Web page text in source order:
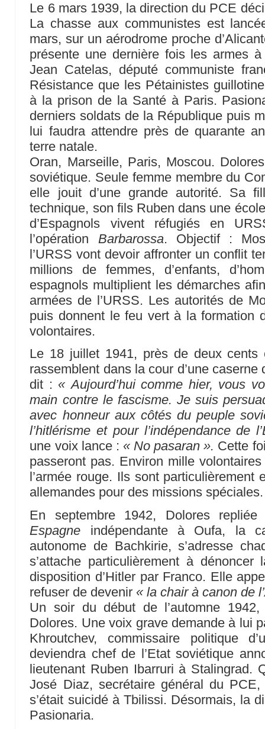
Le 6 mars 1939, la direction du PCE
La chasse aux communistes est
mars, sur un aérodrome proche
présente une dernière fois les armes
Jean Catelas, député communiste
Résistance que les Pétainistes
à la prison de la Santé à Paris.
derniers soldats de la République puis
lui faudra attendre près de quarante
terre natale.
Oran, Marseille, Paris, Moscou.
soviétique. Seule femme membre du
elle jouit d’une grande autorité. Sa
technique, son fils Ruben dans une
d’Espagnols vivent réfugiés en
l’opération Barbarossa. Objectif :
l’URSS vont devoir affronter un conflit
millions de femmes, d’enfants,
espagnols multiplient les démarches
armées de l’URSS. Les autorités de
puis donnent le feu vert à la formation
volontaires.
Le 18 juillet 1941, près de deux cents
rassemblent dans la cour d’une
dit : « Aujourd’hui comme hier, vous
main contre le fascisme. Je suis
avec honneur aux côtés du peuple
l’hitlérisme et pour l’indépendance de
une voix lance : « No pasaran ». Cette
passeront pas. Environ mille
l’armée rouge. Ils sont particulièrement
allemandes pour des missions spéciales.
En septembre 1942, Dolores
Espagne indépendante à Oufa, la
autonome de Bachkirie, s’adresse
s’attache particulièrement à
disposition d’Hitler par Franco. Elle
refuser de devenir « la chair à canon de
Un soir du début de l’automne
Dolores. Une voix grave demande à lui
Khroutchev, commissaire politique
deviendra chef de l’Etat soviétique
lieutenant Ruben Ibarruri à Stalingrad.
José Diaz, secrétaire général du
s’était suicidé à Tbilissi. Désormais, la
Pasionaria.